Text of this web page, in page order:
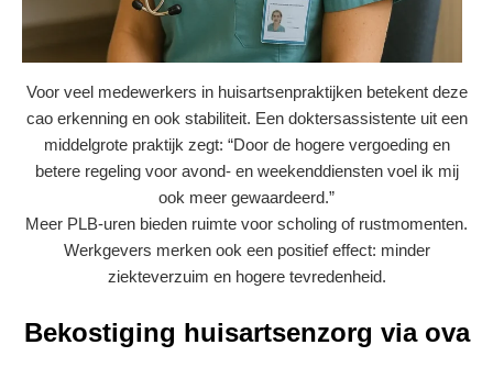
Voor veel medewerkers in huisartsenpraktijken betekent deze
cao erkenning en ook stabiliteit. Een doktersassistente uit een
middelgrote praktijk zegt: “Door de hogere vergoeding en
betere regeling voor avond- en weekenddiensten voel ik mij
ook meer gewaardeerd.”
Meer PLB-uren bieden ruimte voor scholing of rustmomenten.
Werkgevers merken ook een positief effect: minder
ziekteverzuim en hogere tevredenheid.
Bekostiging huisartsenzorg via ova